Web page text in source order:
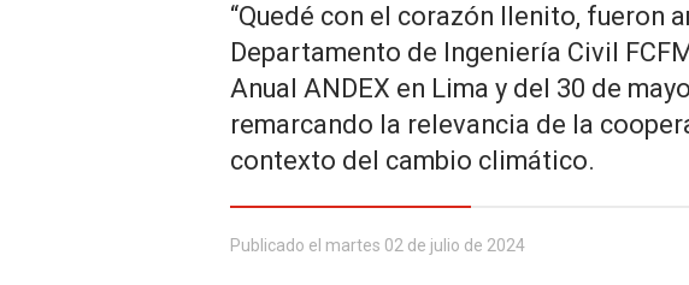
“Quedé con el corazón llenito, fueron
Departamento de Ingeniería Civil
Anual ANDEX en Lima y del 30 de
remarcando la relevancia de la
contexto del cambio climático.
Publicado el martes 02 de julio de 2024